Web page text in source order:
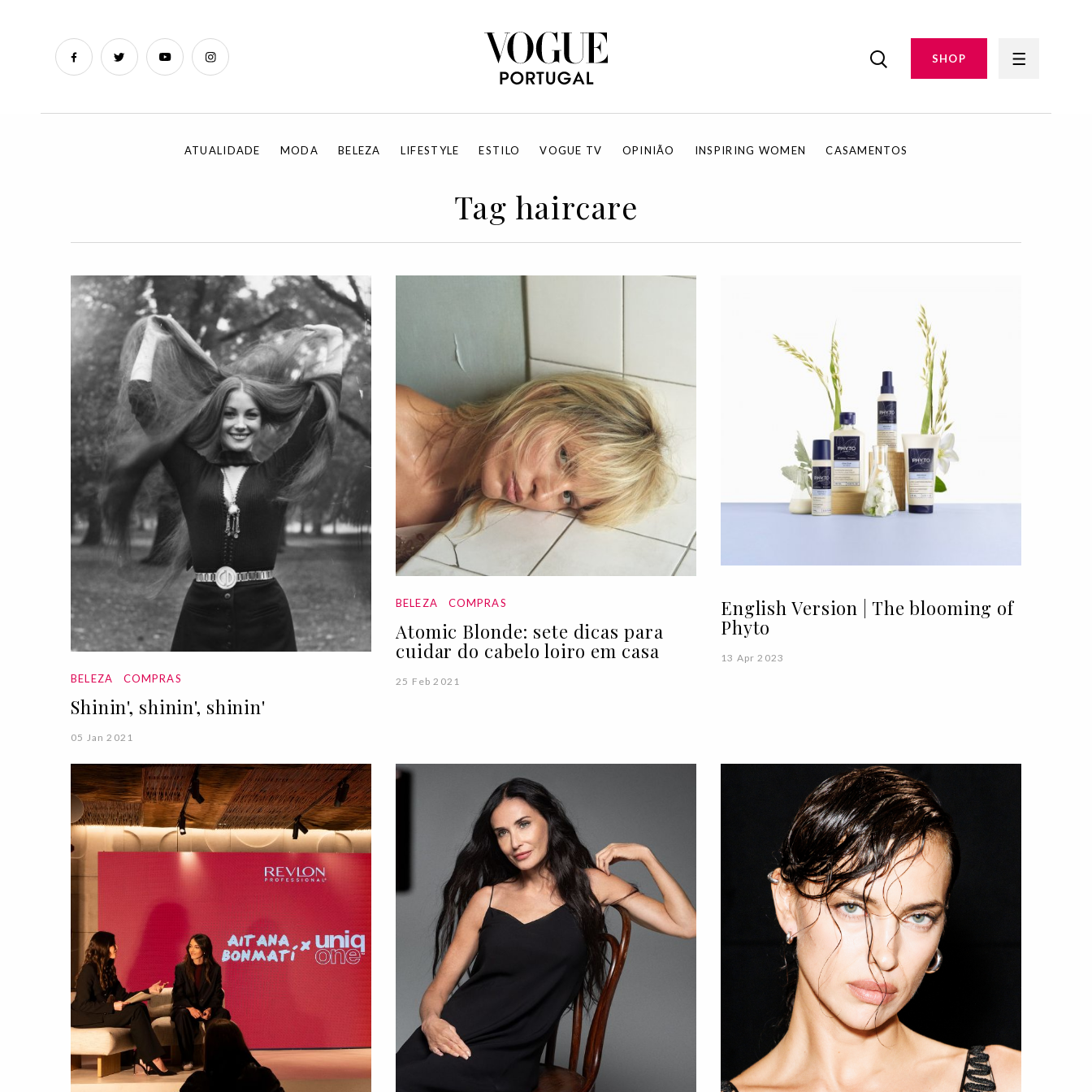
SHOP
ATUALIDADE MODA BELEZA LIFESTYLE ESTILO VOGUE TV OPINIÃO INSPIRING WOMEN CASAMENTOS
Tag haircare
BELEZA COMPRAS
Shinin', shinin', shinin'
05 Jan 2021
BELEZA COMPRAS
Atomic Blonde: sete dicas para
cuidar do cabelo loiro em casa
25 Feb 2021
English Version | The blooming of
Phyto
13 Apr 2023